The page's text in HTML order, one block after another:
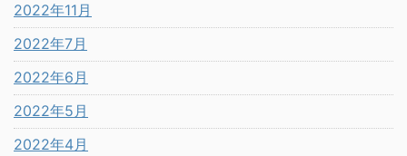
2022年11月
2022年7月
2022年6月
2022年5月
2022年4月